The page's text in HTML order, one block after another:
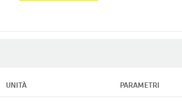
UNITÀ PARAMETRI